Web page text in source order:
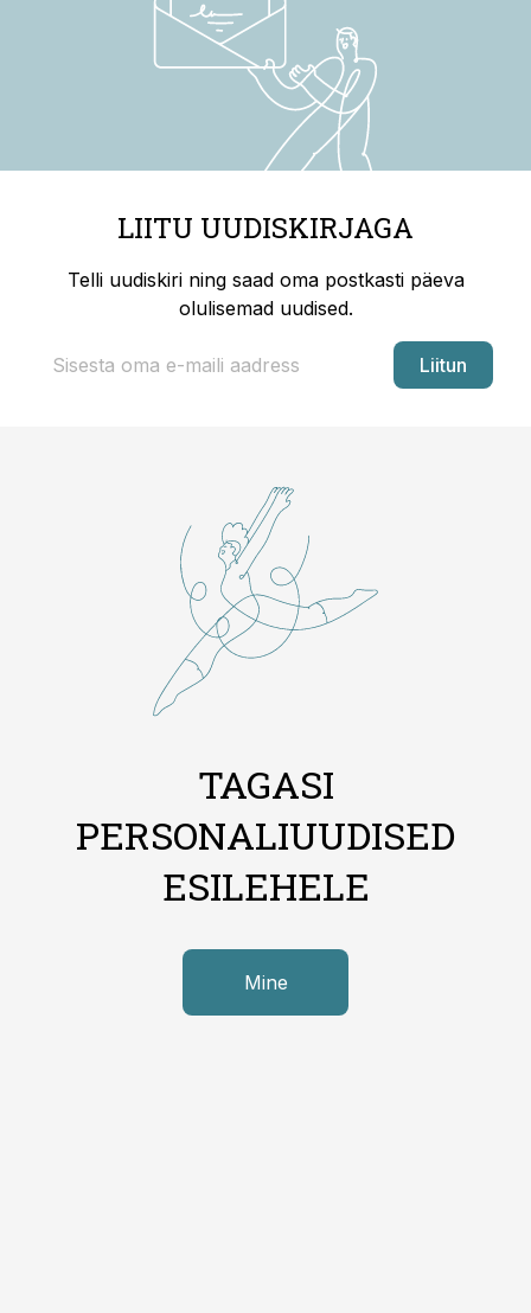
LIITU UUDISKIRJAGA
Telli uudiskiri ning saad oma postkasti päeva
olulisemad uudised.
Liitun
TAGASI
PERSONALIUUDISED
ESILEHELE
Mine